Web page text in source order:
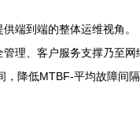
端到端的整体运维视角。
理、客户服务支撑乃至网
降低MTBF-平均故障